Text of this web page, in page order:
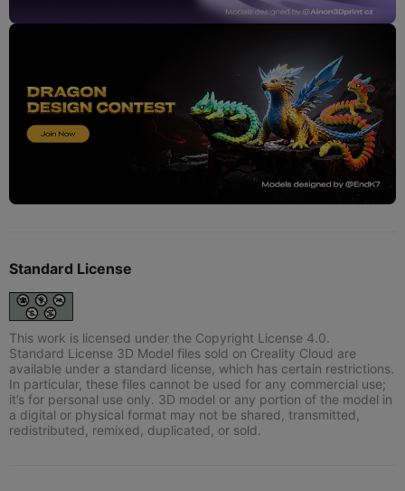
Standard License
This work is licensed under the Copyright License 4.0.
Standard License 3D Model files sold on Creality Cloud are
available under a standard license, which has certain restrictions.
In particular, these files cannot be used for any commercial use;
it’s for personal use only. 3D model or any portion of the model in
a digital or physical format may not be shared, transmitted,
redistributed, remixed, duplicated, or sold.